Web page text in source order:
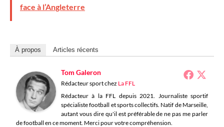
face à l’Angleterre
À propos Articles récents
Tom Galeron
Rédacteur sportchez La FFL
Rédacteur à la FFL depuis 2021. Journaliste sportif
spécialiste football et sports collectifs. Natif de Marseille,
autant vous dire qu'il est préférable de ne pas me parler
de football en ce moment. Merci pour votre compréhension.